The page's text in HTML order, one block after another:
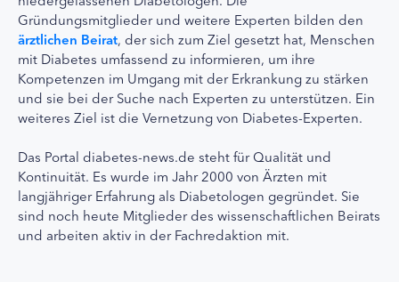
Gründungsmitglieder und weitere Experten bilden den
ärztlichen Beirat, der sich zum Ziel gesetzt hat, Menschen
mit Diabetes umfassend zu informieren, um ihre
Kompetenzen im Umgang mit der Erkrankung zu stärken
und sie bei der Suche nach Experten zu unterstützen. Ein
weiteres Ziel ist die Vernetzung von Diabetes-Experten.
Das Portal diabetes-news.de steht für Qualität und
Kontinuität. Es wurde im Jahr 2000 von Ärzten mit
langjähriger Erfahrung als Diabetologen gegründet. Sie
sind noch heute Mitglieder des wissenschaftlichen Beirats
und arbeiten aktiv in der Fachredaktion mit.